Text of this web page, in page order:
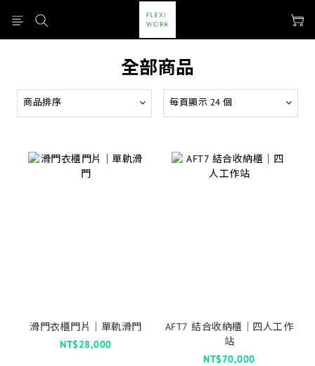
全部商品
商品排序 每頁顯示 24 個
滑門衣櫃門片｜單軌滑門
NT$28,000
AFT7 結合收納櫃│四人工作
站
NT$70,000